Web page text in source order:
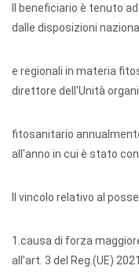
Il beneficiario è tenuto
dalle disposizioni
e regionali in materia
direttore dell'Unità
fitosanitario
all'anno in cui è stato
Il vincolo relativo al
1.causa di forza
all’art. 3 del Reg.(UE)